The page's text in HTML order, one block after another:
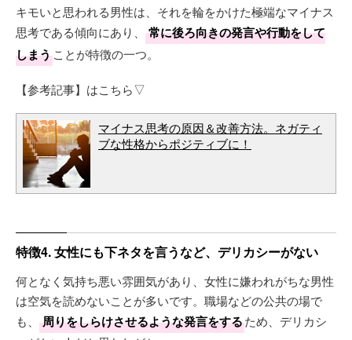
キモいと思われる男性は、それを輪をかけた極端なマイナス
思考である傾向にあり、
常に後ろ向きの発言や行動をして
しまうことが特徴の一つ。
【参考記事】はこちら▽
マイナス思考の原因＆改善方法。ネガティ
ブな性格からポジティブに！
特徴4. 女性にも下ネタを言うなど、デリカシーがない
何となく気持ち悪い雰囲気があり、女性に嫌われがちな男性
は空気を読めないことが多いです。職場などの公共の場で
も、
周りをしらけさせるような発言をするため、デリカシ